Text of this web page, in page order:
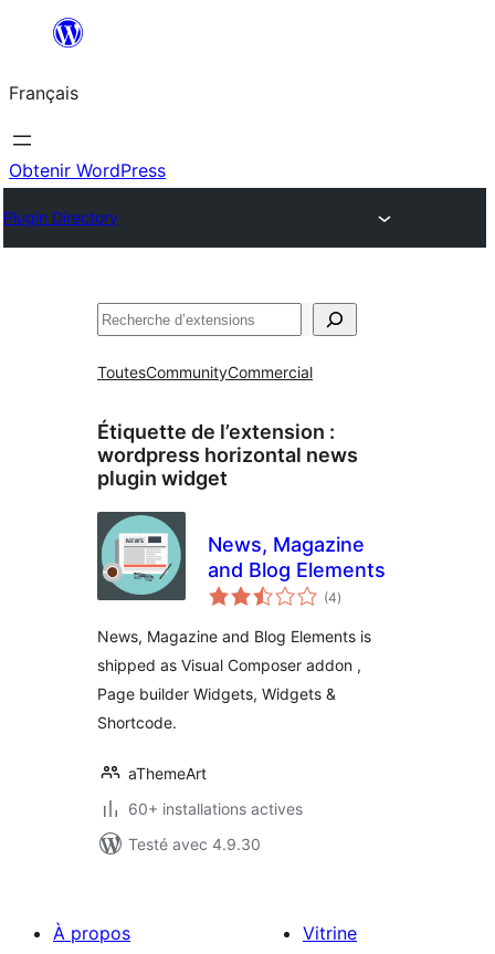
contenu
Français
Obtenir WordPress
Plugin Directory
Rechercher
ToutesCommunityCommercial
Étiquette de l’extension :
wordpress horizontal news
plugin widget
News, Magazine
and Blog Elements
(4notes
en
)
News, Magazine and Blog Elements is
shipped as Visual Composer addon ,
Page builder Widgets, Widgets &
Shortcode.
aThemeArt
60+ installations actives
Testé avec 4.9.30
À propos
Vitrine